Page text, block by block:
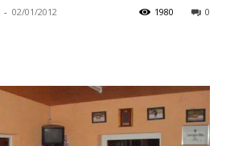
- 02/01/2012 0
1980